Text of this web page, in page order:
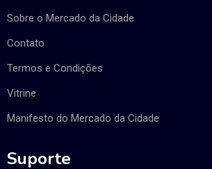
Sobre o Mercado da Cidade
Contato
Termos e Condições
Vitrine
Manifesto do Mercado da Cidade
Suporte